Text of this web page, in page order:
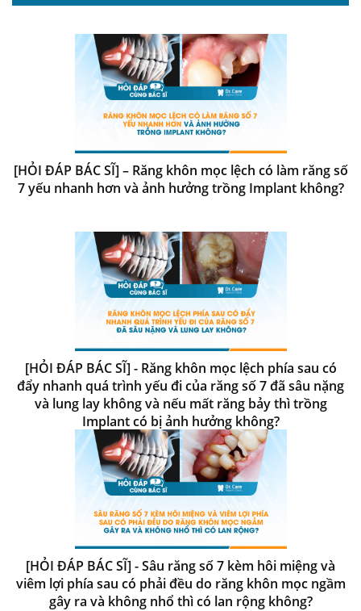
[HỎI ĐÁP BÁC SĨ] – Răng khôn mọc lệch có làm răng số
7 yếu nhanh hơn và ảnh hưởng trồng Implant không?
[HỎI ĐÁP BÁC SĨ] - Răng khôn mọc lệch phía sau có
đẩy nhanh quá trình yếu đi của răng số 7 đã sâu nặng
và lung lay không và nếu mất răng bảy thì trồng
Implant có bị ảnh hưởng không?
[HỎI ĐÁP BÁC SĨ] - Sâu răng số 7 kèm hôi miệng và
viêm lợi phía sau có phải đều do răng khôn mọc ngầm
gây ra và không nhổ thì có lan rộng không?